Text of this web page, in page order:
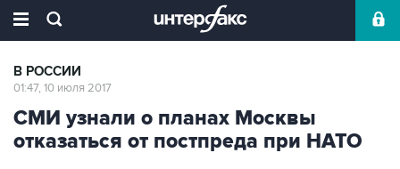
В РОССИИ
01:47, 10 июля 2017
СМИ узнали о планах Москвы
отказаться от постпреда при НАТО